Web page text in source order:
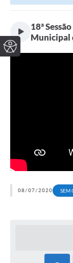
18ª
Municipal
08/07/2020 SEM